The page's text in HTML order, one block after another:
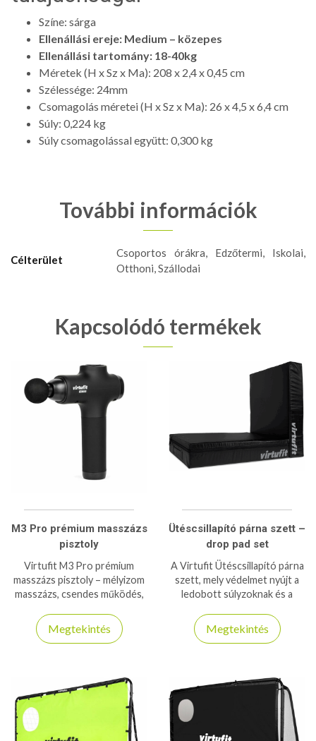
Színe: sárga
Ellenállási ereje: Medium – közepes
Ellenállási tartomány: 18-40kg
Méretek (H x Sz x Ma): 208 x 2,4 x 0,45 cm
Szélessége: 24mm
Csomagolás méretei (H x Sz x Ma): 26 x 4,5 x 6,4 cm
Súly: 0,224 kg
Súly csomagolással együtt: 0,300 kg
További információk
Célterület
Csoportos órákra, Edzőtermi, Iskolai,
Otthoni, Szállodai
Kapcsolódó termékek
M3 Pro prémium masszázs
pisztoly
Virtufit M3 Pro prémium
masszázs pisztoly – mélyizom
masszázs, csendes működés,
profi regenerálódáshoz.
Megtekintés
Ütéscsillapító párna szett –
drop pad set
A Virtufit Ütéscsillapító párna
szett, mely védelmet nyújt a
ledobott súlyzoknak és a
megjelenést kölcsönöz a
teremben
Megtekintés